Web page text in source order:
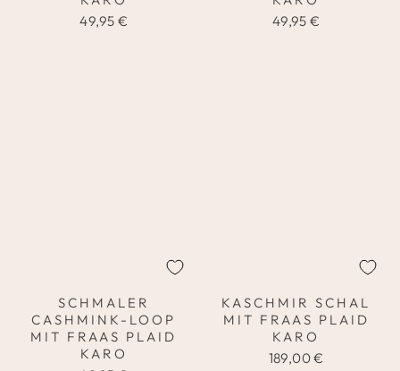
49,95 €
49,95 €
SCHMALER
CASHMINK-LOOP
MIT FRAAS PLAID
KARO
KASCHMIR SCHAL
MIT FRAAS PLAID
KARO
189,00 €